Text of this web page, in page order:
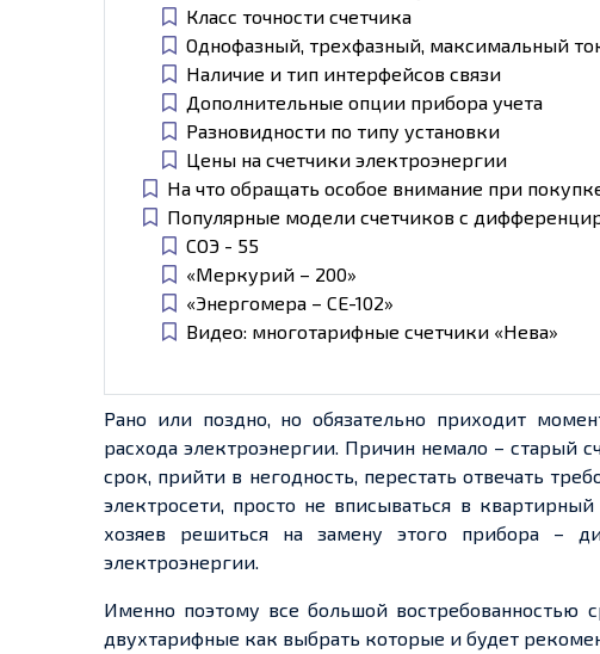
Класс точности счетчика
Однофазный, трехфазный, максимальный
Наличие и тип интерфейсов связи
Дополнительные опции прибора учета
Разновидности по типу установки
Цены на счетчики электроэнергии
На что обращать особое внимание при
Популярные модели счетчиков с
СОЭ - 55
«Меркурий – 200»
«Энергомера – СЕ-102»
Видео: многотарифные счетчики «Нева»
Рано или поздно, но обязательно приходит
расхода электроэнергии. Причин немало – старый
срок, прийти в негодность, перестать отвечать
электросети, просто не вписываться в
хозяев решиться на замену этого прибора –
электроэнергии.
Именно поэтому все большой востребованностью
двухтарифные как выбрать которые и будет